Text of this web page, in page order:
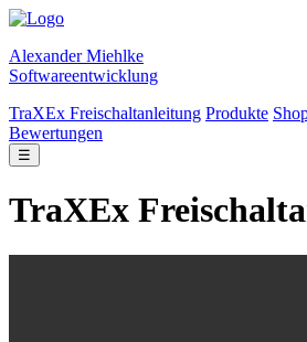
Alexander Miehlke
Softwareentwicklung
TraXEx Freischaltanleitung Produkte
Bewertungen
☰
TraXEx